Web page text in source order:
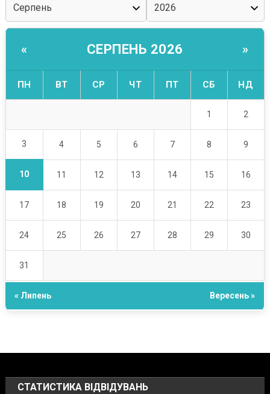
« СЕРПЕНЬ 2026 »
ПН ВТ СР ЧТ ПТ СБ НД
1 2
3 4 5 6 7 8 9
10 11 12 13 14 15 16
17 18 19 20 21 22 23
24 25 26 27 28 29 30
31
« Липень Вересень »
СТАТИСТИКА ВІДВІДУВАНЬ